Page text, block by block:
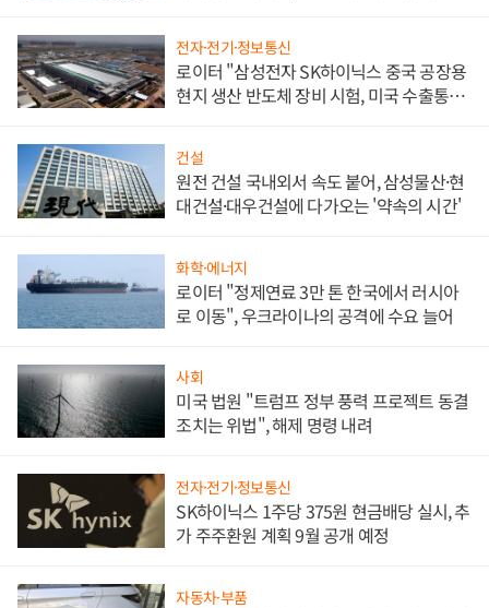
전자·전기·정보통신
로이터 "삼성전자 SK하이닉스 중국 공장용
현지 생산 반도체 장비 시험, 미국 수출통제
건설
원전 건설 국내외서 속도 붙어, 삼성물산·현
대건설·대우건설에 다가오는 '약속의 시간'
화학·에너지
로이터 "정제연료 3만 톤 한국에서 러시아
로 이동", 우크라이나의 공격에 수요 늘어
사회
미국 법원 "트럼프 정부 풍력 프로젝트 동결
조치는 위법", 해제 명령 내려
전자·전기·정보통신
SK하이닉스 1주당 375원 현금배당 실시, 추
가 주주환원 계획 9월 공개 예정
자동차·부품